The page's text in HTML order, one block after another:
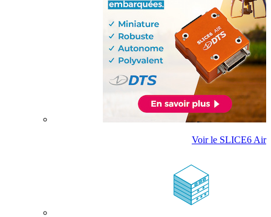
Voir le SLICE6 Air